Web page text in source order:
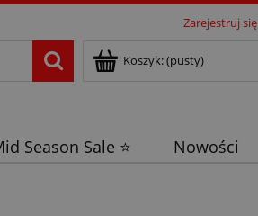
Zarejestruj się
Koszyk:(pusty)
Season Sale ⭐ Nowości